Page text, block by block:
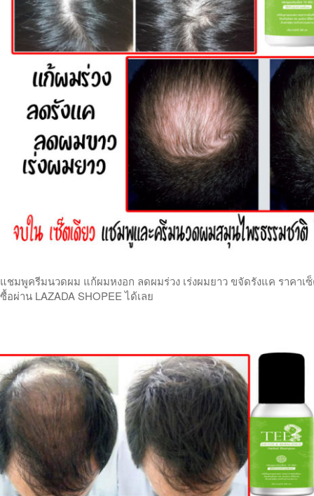
แชมพูครีมนวดผม แก้ผมหงอก ลดผมร่วง เร่งผมยาว ขจัดรังแค ราคาเ
ซื้อผ่าน LAZADA SHOPEE ได้เลย